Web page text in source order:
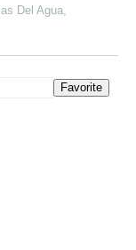
Del Agua,
Favorite